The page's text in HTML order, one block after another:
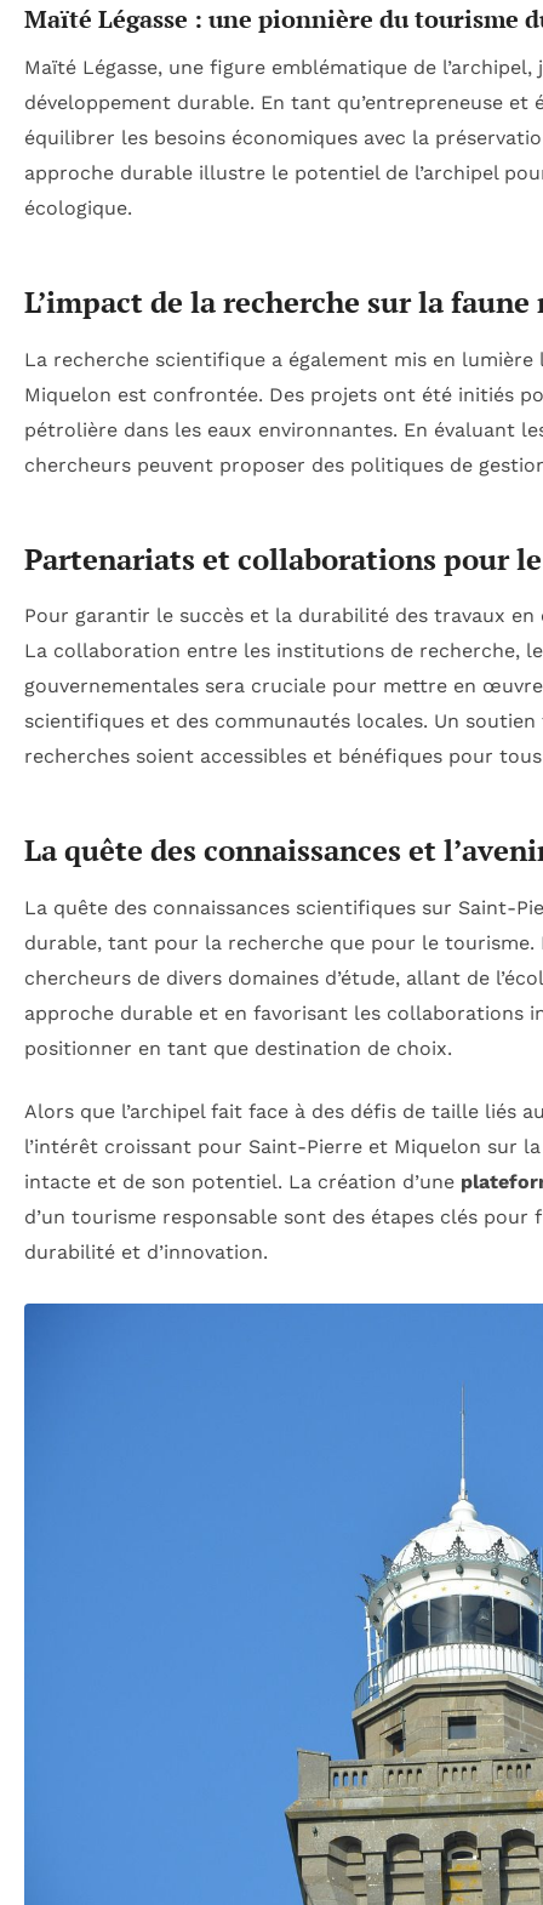
Maïté Légasse : une pionnière du tourisme
Maïté Légasse, une figure emblématique de
développement durable. En tant qu’entrepreneuse
équilibrer les besoins économiques avec la
approche durable illustre le potentiel de l’archipel
écologique.
L’impact de la recherche sur la faune
La recherche scientifique a également mis en
Miquelon est confrontée. Des projets ont été initiés
pétrolière dans les eaux environnantes. En évaluant
chercheurs peuvent proposer des politiques de
Partenariats et collaborations pour le
Pour garantir le succès et la durabilité des travaux
La collaboration entre les institutions de recherche,
gouvernementales sera cruciale pour mettre en
scientifiques et des communautés locales. Un
recherches soient accessibles et bénéfiques pour
La quête des connaissances et
La quête des connaissances scientifiques sur Saint-
durable, tant pour la recherche que pour le
chercheurs de divers domaines d’étude, allant de
approche durable et en favorisant les collaborations
positionner en tant que destination de choix.
Alors que l’archipel fait face à des défis de taille liés
l’intérêt croissant pour Saint-Pierre et Miquelon sur
intacte et de son potentiel. La création d’une
d’un tourisme responsable sont des étapes clés
durabilité et d’innovation.